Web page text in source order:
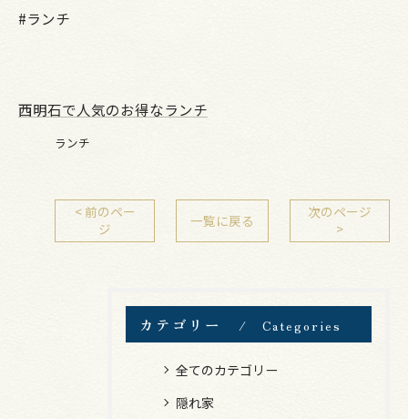
#ランチ
西明石で人気のお得なランチ
ランチ
< 前のペー
ジ
一覧に戻る
次のページ
>
カテゴリー Categories
全てのカテゴリー
隠れ家